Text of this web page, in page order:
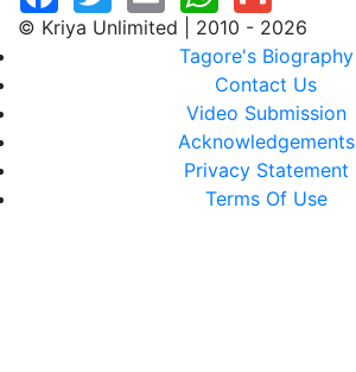
© Kriya Unlimited | 2010 - 2026
Tagore's Biography
Contact Us
Video Submission
Acknowledgements
Privacy Statement
Terms Of Use